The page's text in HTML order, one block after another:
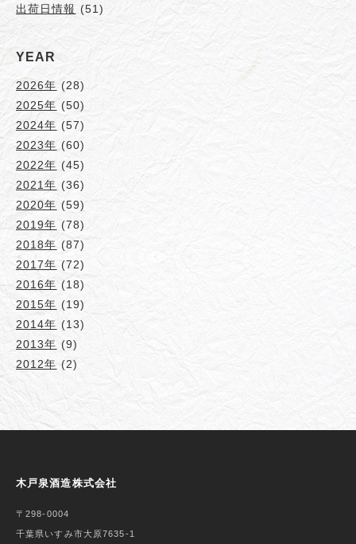
出荷日情報 (51)
YEAR
2026年 (28)
2025年 (50)
2024年 (57)
2023年 (60)
2022年 (45)
2021年 (36)
2020年 (59)
2019年 (78)
2018年 (87)
2017年 (72)
2016年 (18)
2015年 (19)
2014年 (13)
2013年 (9)
2012年 (2)
木戸泉酒造株式会社
〒298-0004
千葉県いすみ市大原7635-1